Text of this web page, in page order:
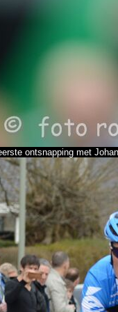
ontsnapping met